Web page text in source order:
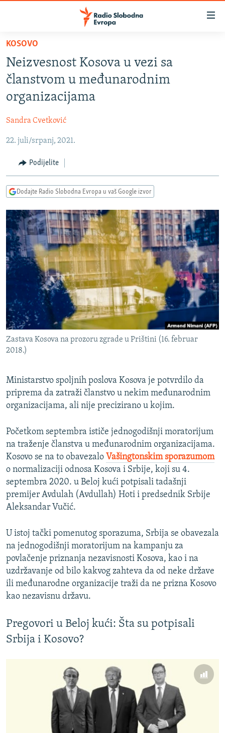
Pređite
glavni
sadržaj
na
glavnu
Pređite
pretragu
BOSNA I HERCEGOVINA
CRNA GORA
VIZUELNO
VIDEO
INFOGRAFIKE
PODCASTI
KINA NA BALKANU
RSE PRIČE IZ SVIJETA
ISPRIČAJ MI
DNEVNO@RSE
SPECIJALI RSE
VIŠE OD NASLOVA
GENOCID U SREBRENICI
POPLAVE I KLIZIŠTA U BIH 2024.
TV LIBERTY
MOJA EVROPA
TRI DECENIJE OD RATA U BIH
NASTANAK I RASPAD JUGOSLAVIJE
PRATITE NAS
Sve RFE/RL stranice
KOSOVO
Neizvesnost Kosova u vezi sa
članstvom u međunarodnim
organizacijama
Sandra Cvetković
22. juli/srpanj, 2021.
Podijelite
Dodajte Radio Slobodna Evropa u vaš Google izvor
Zastava Kosova na prozoru zgrade u Prištini (16. februar
2018.)
Ministarstvo spoljnih poslova Kosova je potvrdilo da
priprema da zatraži članstvo u nekim međunarodnim
organizacijama, ali nije precizirano u kojim.
Početkom septembra ističe jednogodišnji moratorijum
na traženje članstva u međunarodnim organizacijama.
Kosovo se na to obavezalo Vašingtonskim sporazumom
o normalizaciji odnosa Kosova i Srbije, koji su 4.
septembra 2020. u Beloj kući potpisali tadašnji
premijer Avdulah (Avdullah) Hoti i predsednik Srbije
Aleksandar Vučić.
U istoj tački pomenutog sporazuma, Srbija se obavezala
na jednogodišnji moratorijum na kampanju za
povlačenje priznanja nezavisnosti Kosova, kao i na
uzdržavanje od bilo kakvog zahteva da od neke države
ili međunarodne organizacije traži da ne prizna Kosovo
kao nezavisnu državu.
Pregovori u Beloj kući: Šta su potpisali
Srbija i Kosovo?